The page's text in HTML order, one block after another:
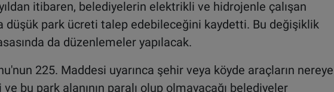
itibaren, belediyelerin elektrikli ve hidrojenle çalışan
düşük park ücreti talep edebileceğini kaydetti. Bu değişiklik
da düzenlemeler yapılacak.
225. Maddesi uyarınca şehir veya köyde araçların nereye
bu park alanının paralı olup olmayacağı belediyeler